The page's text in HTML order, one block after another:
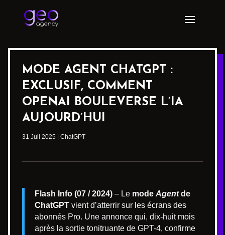
MODE AGENT CHATGPT :
EXCLUSIF, COMMENT
OPENAI BOULEVERSE L’IA
AUJOURD’HUI
31 Juil 2025 ChatGPT
Flash Info (07 / 2024) – Le mode Agentde
ChatGPT vient d’atterrir sur les écrans des
abonnés Pro. Une annonce qui, dix-huit mois
après la sortie tonitruante de GPT-4, confirme